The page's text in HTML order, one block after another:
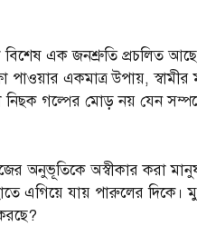
বিশেষ এক জনশ্রুতি প্রচলিত
পাওয়ার একমাত্র উপায়, স্বামীর
নিছক গল্পের মোড় নয় যেন
অনুভূতিকে অস্বীকার করা
এগিয়ে যায় পারুলের দিকে।